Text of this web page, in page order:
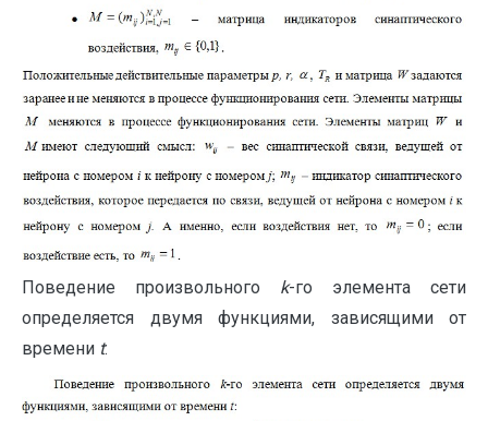
Поведение произвольного k-го элемента сети
определяется двумя функциями, зависящими от
времени t: